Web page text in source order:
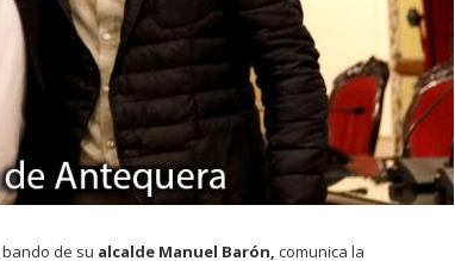
de su alcalde Manuel Barón, comunica la